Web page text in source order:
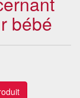
bébé